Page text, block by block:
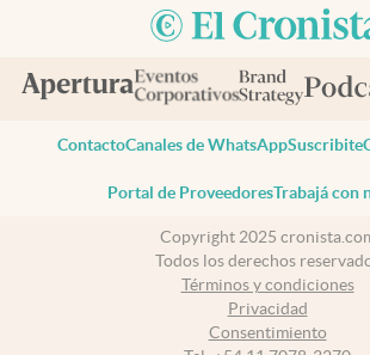
ContactoCanales de WhatsAppSuscribite
Portal de ProveedoresTrabajá con
Copyright 2025
Todos los derechos
Términos y condiciones
Privacidad
Consentimiento